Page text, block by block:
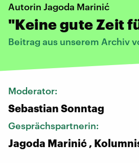
Autorin Jagoda Marinić
"Keine gute Zeit
Beitrag aus unserem Archiv
Moderator:
Sebastian Sonntag
Gesprächspartnerin:
Jagoda Marinić ,